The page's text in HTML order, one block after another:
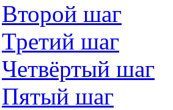
Второй шаг
Третий шаг
Четвёртый шаг
Пятый шаг